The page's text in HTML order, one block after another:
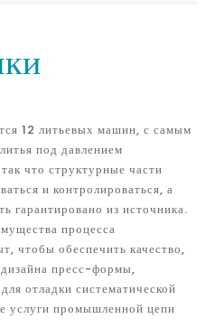
12 литьевых машин, с самым
под давлением
что структурные части
и контролироваться, а
гарантировано из источника.
процесса
чтобы обеспечить качество,
пресс-формы,
отладки систематической
услуги промышленной цепи